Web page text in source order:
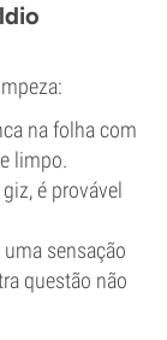
na folha com
limpo.
é provável
sensação
questão não